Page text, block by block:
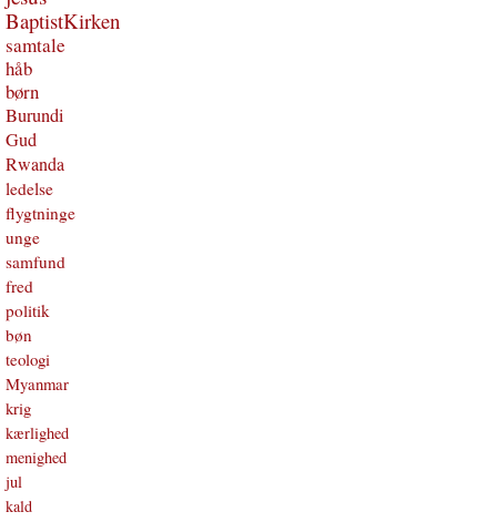
BaptistKirken
samtale
håb
børn
Burundi
Gud
Rwanda
ledelse
flygtninge
unge
samfund
fred
politik
bøn
teologi
Myanmar
krig
kærlighed
menighed
jul
kald